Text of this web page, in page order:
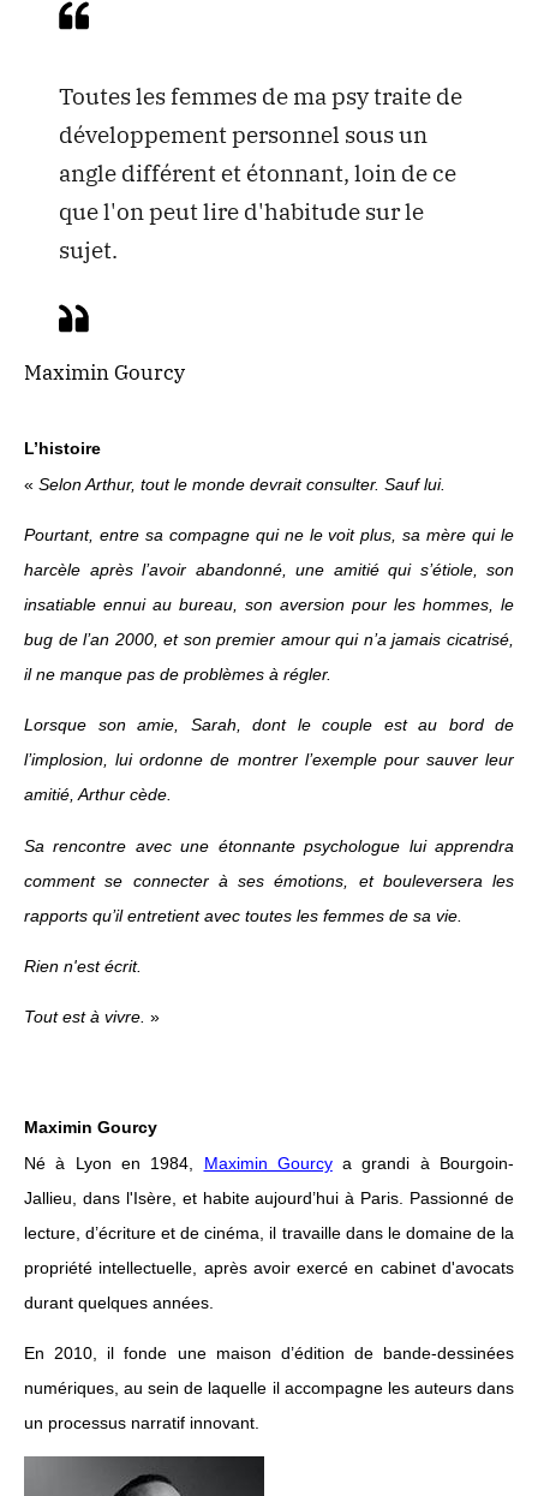
Toutes les femmes de ma psy traite de
développement personnel sous un
angle différent et étonnant, loin de ce
que l'on peut lire d'habitude sur le
sujet.
Maximin Gourcy
L’histoire
« Selon Arthur, tout le monde devrait consulter. Sauf lui.
Pourtant, entre sa compagne qui ne le voit plus, sa mère qui le
harcèle après l’avoir abandonné, une amitié qui s’étiole, son
insatiable ennui au bureau, son aversion pour les hommes, le
bug de l’an 2000, et son premier amour qui n’a jamais cicatrisé,
il ne manque pas de problèmes à régler.
Lorsque son amie, Sarah, dont le couple est au bord de
l’implosion, lui ordonne de montrer l’exemple pour sauver leur
amitié, Arthur cède.
Sa rencontre avec une étonnante psychologue lui apprendra
comment se connecter à ses émotions, et bouleversera les
rapports qu’il entretient avec toutes les femmes de sa vie.
Rien n'est écrit.
Tout est à vivre. »
Maximin Gourcy
Né à Lyon en 1984, Maximin Gourcya grandi à Bourgoin-
Jallieu, dans l'Isère, et habite aujourd’hui à Paris. Passionné de
lecture, d’écriture et de cinéma, il travaille dans le domaine de la
propriété intellectuelle, après avoir exercé en cabinet d'avocats
durant quelques années.
En 2010, il fonde une maison d’édition de bande-dessinées
numériques, au sein de laquelle il accompagne les auteurs dans
un processus narratif innovant.